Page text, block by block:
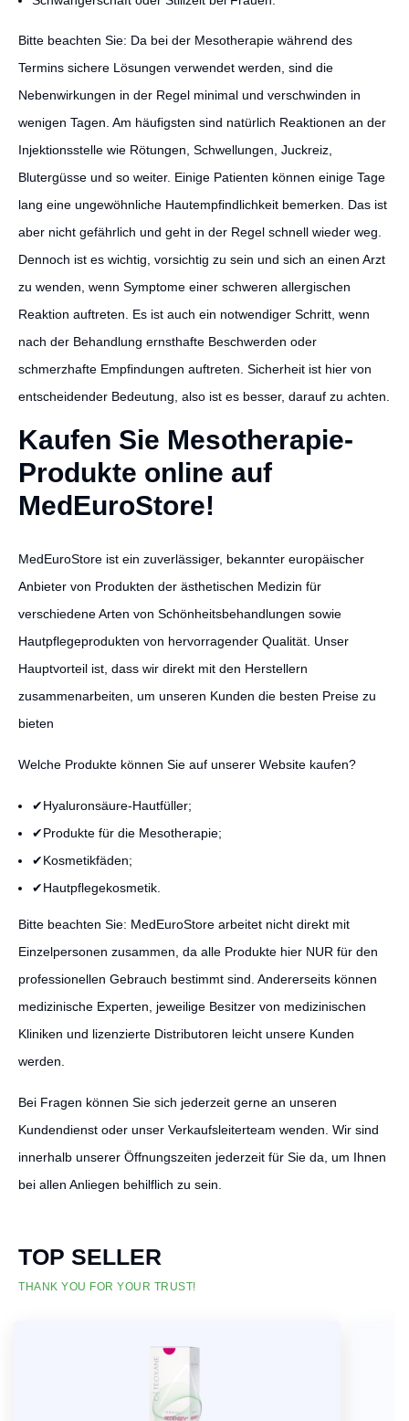
Bitte beachten Sie: Da bei der Mesotherapie während des
Termins sichere Lösungen verwendet werden, sind die
Nebenwirkungen in der Regel minimal und verschwinden in
wenigen Tagen. Am häufigsten sind natürlich Reaktionen an der
Injektionsstelle wie Rötungen, Schwellungen, Juckreiz,
Blutergüsse und so weiter. Einige Patienten können einige Tage
lang eine ungewöhnliche Hautempfindlichkeit bemerken. Das ist
aber nicht gefährlich und geht in der Regel schnell wieder weg.
Dennoch ist es wichtig, vorsichtig zu sein und sich an einen Arzt
zu wenden, wenn Symptome einer schweren allergischen
Reaktion auftreten. Es ist auch ein notwendiger Schritt, wenn
nach der Behandlung ernsthafte Beschwerden oder
schmerzhafte Empfindungen auftreten. Sicherheit ist hier von
entscheidender Bedeutung, also ist es besser, darauf zu achten.
Kaufen Sie Mesotherapie-
Produkte online auf
MedEuroStore!
MedEuroStore ist ein zuverlässiger, bekannter europäischer
Anbieter von Produkten der ästhetischen Medizin für
verschiedene Arten von Schönheitsbehandlungen sowie
Hautpflegeprodukten von hervorragender Qualität. Unser
Hauptvorteil ist, dass wir direkt mit den Herstellern
zusammenarbeiten, um unseren Kunden die besten Preise zu
bieten
Welche Produkte können Sie auf unserer Website kaufen?
✔Hyaluronsäure-Hautfüller;
✔Produkte für die Mesotherapie;
✔Kosmetikfäden;
✔Hautpflegekosmetik.
Bitte beachten Sie: MedEuroStore arbeitet nicht direkt mit
Einzelpersonen zusammen, da alle Produkte hier NUR für den
professionellen Gebrauch bestimmt sind. Andererseits können
medizinische Experten, jeweilige Besitzer von medizinischen
Kliniken und lizenzierte Distributoren leicht unsere Kunden
werden.
Bei Fragen können Sie sich jederzeit gerne an unseren
Kundendienst oder unser Verkaufsleiterteam wenden. Wir sind
innerhalb unserer Öffnungszeiten jederzeit für Sie da, um Ihnen
bei allen Anliegen behilflich zu sein.
TOP SELLER
THANK YOU FOR YOUR TRUST!